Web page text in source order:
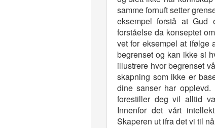
samme fornuft setter
eksempel forstå at
forståelse da konseptet
vet for eksempel at ifølge
begrenset og kan ikke si
illustrere hvor begrenset
skapning som ikke er
dine sanser har
forestiller deg vil alltid
Innenfor det vårt
Skaperen ut ifra det vi til